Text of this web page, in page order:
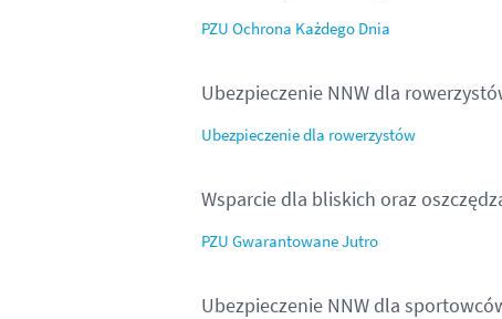
PZU Ochrona Każdego Dnia
Ubezpieczenie NNW dla
Ubezpieczenie dla rowerzystów
Wsparcie dla bliskich oraz
PZU Gwarantowane Jutro
Ubezpieczenie NNW dla